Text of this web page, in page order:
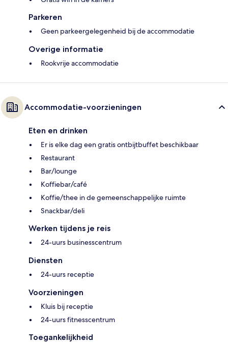
Parkeren
Geen parkeergelegenheid bij de accommodatie
Overige informatie
Rookvrije accommodatie
Accommodatie-voorzieningen
Eten en drinken
Er is elke dag een gratis ontbijtbuffet beschikbaar
Restaurant
Bar/lounge
Koffiebar/café
Koffie/thee in de gemeenschappelijke ruimte
Snackbar/deli
Werken tijdens je reis
24-uurs businesscentrum
Diensten
24-uurs receptie
Voorzieningen
Kluis bij receptie
24-uurs fitnesscentrum
Toegankelijkheid